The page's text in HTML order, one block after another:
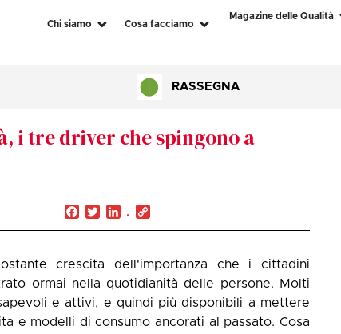
Chi siamo Cosa facciamo
Magazine delle Qualità
RASSEGNA
i tre driver che spingono a
Facebook
TwitterLinkedIn
crescita dell'importanza che i cittadini
ormai nella quotidianità delle persone. Molti
e attivi, e quindi più disponibili a mettere
e modelli di consumo ancorati al passato. Cosa